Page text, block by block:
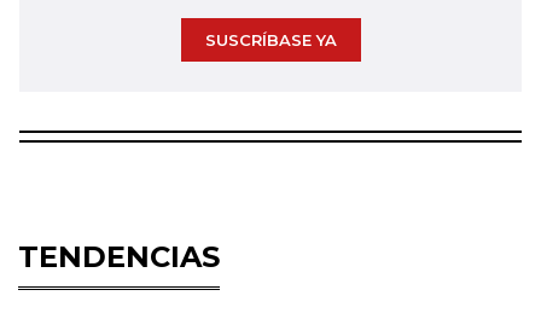
SUSCRÍBASE YA
TENDENCIAS